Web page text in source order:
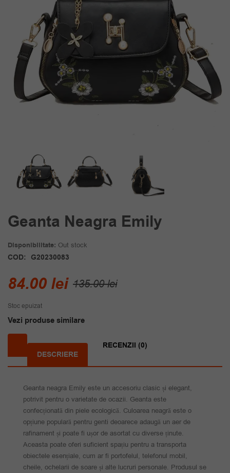
Geanta Neagra Emily
Disponibilitate: Out stock
COD: G20230083
135.00leiPrețul
135.00 lei.
84.00 lei
Prețul
Stoc epuizat
Vezi produse similare
DESCRIERE
RECENZII (0)
Geanta neagra Emily este un accesoriu clasic și elegant,
potrivit pentru o varietate de ocazii. Geanta este
confecționată din piele ecologică. Culoarea neagră este o
opțiune populară pentru genti deoarece adaugă un aer de
rafinament și poate fi ușor de asortat cu diverse ținute.
Aceasta poate oferi suficient spațiu pentru a transporta
obiectele esențiale, cum ar fi portofelul, telefonul mobil,
cheile, ochelarii de soare și alte lucruri personale. Produsul se